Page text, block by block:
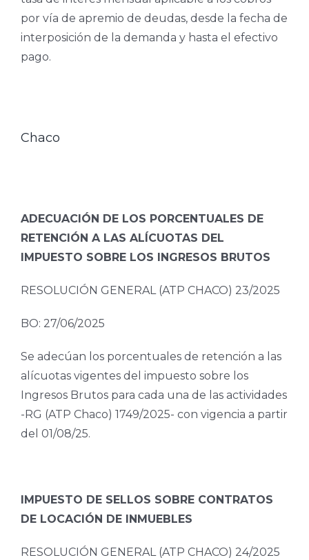
por vía de apremio de deudas, desde la fecha de
interposición de la demanda y hasta el efectivo
pago.
Chaco
ADECUACIÓN DE LOS PORCENTUALES DE
RETENCIÓN A LAS ALÍCUOTAS DEL
IMPUESTO SOBRE LOS INGRESOS BRUTOS
RESOLUCIÓN GENERAL (ATP CHACO) 23/2025
BO: 27/06/2025
Se adecúan los porcentuales de retención a las
alícuotas vigentes del impuesto sobre los
Ingresos Brutos para cada una de las actividades
-RG (ATP Chaco) 1749/2025- con vigencia a partir
del 01/08/25.
IMPUESTO DE SELLOS SOBRE CONTRATOS
DE LOCACIÓN DE INMUEBLES
RESOLUCIÓN GENERAL (ATP CHACO) 24/2025